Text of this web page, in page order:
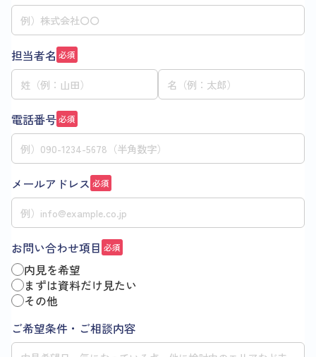
担当者名 必須
電話番号必須
メールアドレス 必須
お問い合わせ項目 必須
内見を希望
まずは資料だけ見たい
その他
ご希望条件・ご相談内容